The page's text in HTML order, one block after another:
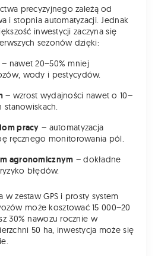
precyzyjnego zależą od
i stopnia automatyzacji. Jednak
inwestycji zaczyna się
sezonów dzięki:
nawet 20–50% mniej
wody i pestycydów.
– wzrost wydajności nawet o 10–
stanowiskach.
pracy – automatyzacja
ręcznego monitorowania pól.
agronomicznym – dokładne
błędów.
w zestaw GPS i prosty system
może kosztować 15 000–20
30% nawozu rocznie w
50 ha, inwestycja może się